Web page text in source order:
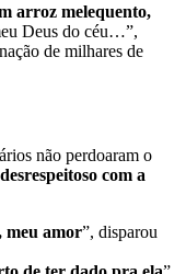
arroz melequento,
Deus do céu…”,
de milhares de
não perdoaram o
com a
meu amor”, disparou